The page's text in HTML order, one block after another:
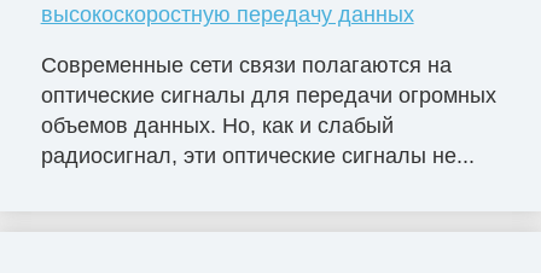
высокоскоростную передачу данных
Современные сети связи полагаются на
оптические сигналы для передачи огромных
объемов данных. Но, как и слабый
радиосигнал, эти оптические сигналы не...